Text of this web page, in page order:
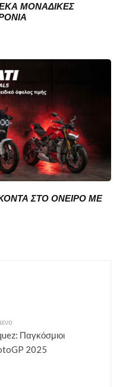
ΜΟΝΑΔΙΚΈΣ
ΚΟΝΤΆ ΣΤΟ ΌΝΕΙΡΟ ΜΕ
Παγκόσμιοι
2025